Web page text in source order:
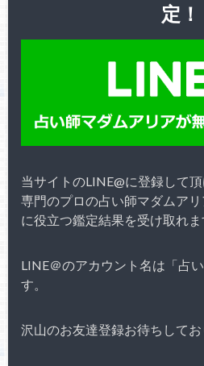
定！
当サイトのLINE@に登録して
専門のプロの占い師マダムア
に役立つ鑑定結果を受け取れま
LINE＠のアカウント名は「占
す。
沢山のお友達登録お待ちしてお